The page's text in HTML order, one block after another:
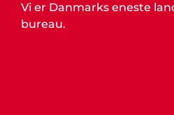
Vi er Danmarks eneste
bureau.